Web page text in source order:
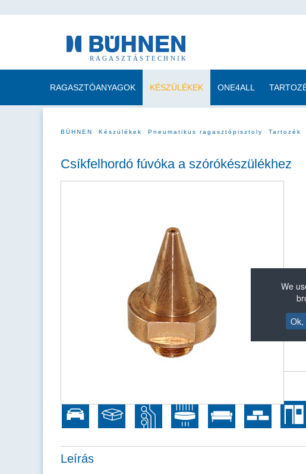
RAGASZTÓANYAGOK KÉSZÜLÉKEK ONE4ALL
BÜHNEN Készülékek Pneumatikus ragasztópisztoly Tartozék
Csíkfelhordó fúvóka a szórókészülékhez
Leírás
We
Ok,